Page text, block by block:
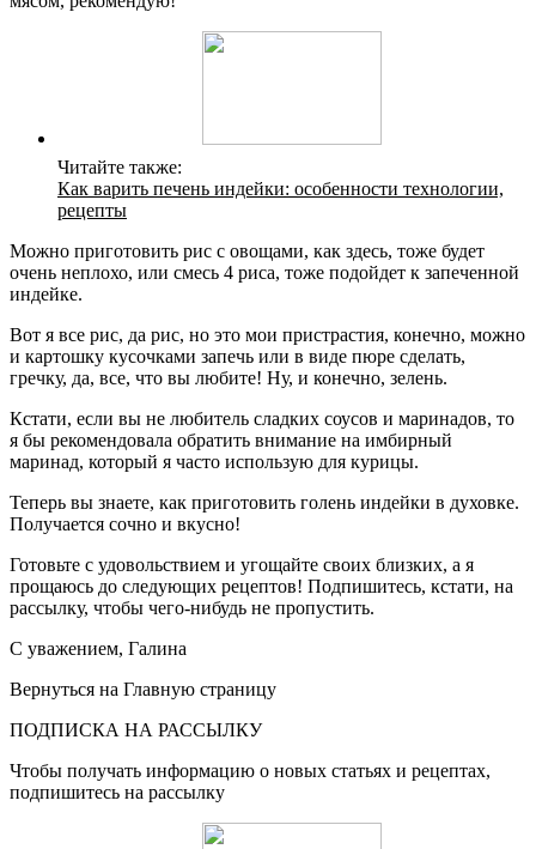
Читайте также:
Как варить печень индейки: особенности технологии,
рецепты
Можно приготовить рис с овощами, как здесь, тоже будет
очень неплохо, или смесь 4 риса, тоже подойдет к запеченной
индейке.
Вот я все рис, да рис, но это мои пристрастия, конечно, можно
и картошку кусочками запечь или в виде пюре сделать,
гречку, да, все, что вы любите! Ну, и конечно, зелень.
Кстати, если вы не любитель сладких соусов и маринадов, то
я бы рекомендовала обратить внимание на имбирный
маринад, который я часто использую для курицы.
Теперь вы знаете, как приготовить голень индейки в духовке.
Получается сочно и вкусно!
Готовьте с удовольствием и угощайте своих близких, а я
прощаюсь до следующих рецептов! Подпишитесь, кстати, на
рассылку, чтобы чего-нибудь не пропустить.
С уважением, Галина
Вернуться на Главную страницу
ПОДПИСКА НА РАССЫЛКУ
Чтобы получать информацию о новых статьях и рецептах,
подпишитесь на рассылку